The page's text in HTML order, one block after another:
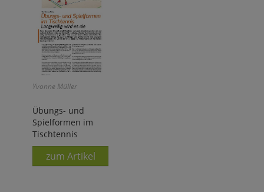
Yvonne Müller
Übungs- und
Spielformen im
Tischtennis
zum Artikel